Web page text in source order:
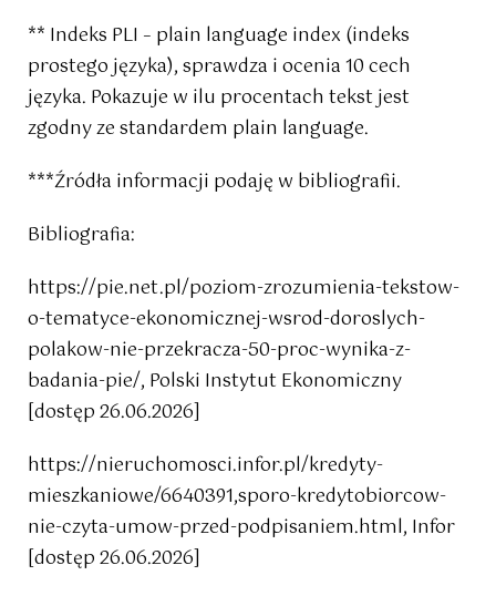
** Indeks PLI – plain language index (indeks
prostego języka), sprawdza i ocenia 10 cech
języka. Pokazuje w ilu procentach tekst jest
zgodny ze standardem plain language.
***Źródła informacji podaję w bibliografii.
Bibliografia:
https://pie.net.pl/poziom-zrozumienia-tekstow-
o-tematyce-ekonomicznej-wsrod-doroslych-
polakow-nie-przekracza-50-proc-wynika-z-
badania-pie/, Polski Instytut Ekonomiczny
[dostęp 26.06.2026]
https://nieruchomosci.infor.pl/kredyty-
mieszkaniowe/6640391,sporo-kredytobiorcow-
nie-czyta-umow-przed-podpisaniem.html, Infor
[dostęp 26.06.2026]